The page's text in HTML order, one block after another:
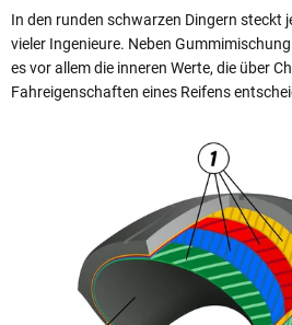
In den runden schwarzen Dingern steckt
vieler Ingenieure. Neben
es vor allem die inneren Werte, die über
Fahreigenschaften eines Reifens